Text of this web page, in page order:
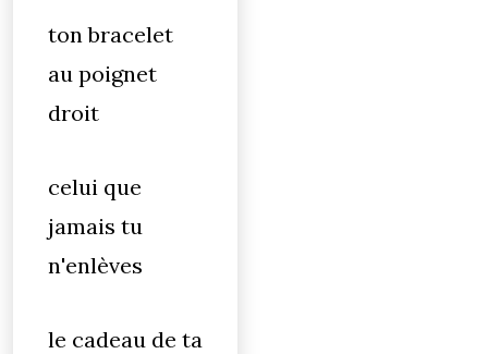
ton bracelet
au poignet
droit
celui que
jamais tu
n'enlèves
le cadeau de ta